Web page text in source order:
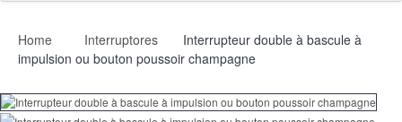
Interruptores
Home Interruptores
Interrupteur double à bascule à
impulsion ou bouton poussoir champagne